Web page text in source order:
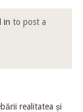
in to post a
realitatea și